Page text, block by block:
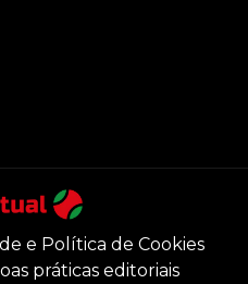
e Política de Cookies
práticas editoriais